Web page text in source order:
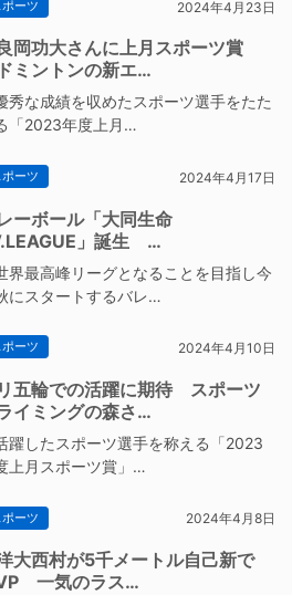
ポーツ 2024年4月23日
岡功大さんに上月スポーツ賞
ミントンの新エ…
秀な成績を収めたスポーツ選手をたた
「2023年度上月…
ポーツ 2024年4月17日
ーボール「大同生命
」誕生 …
界最高峰リーグとなることを目指し今
にスタートするバレ…
ポーツ 2024年4月10日
五輪での活躍に期待 スポーツ
イミングの森さ…
躍したスポーツ選手を称える「2023
上月スポーツ賞」…
ポーツ 2024年4月8日
大西村が5千メートル自己新で
一気のラス…